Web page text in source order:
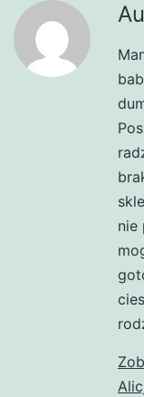
nie